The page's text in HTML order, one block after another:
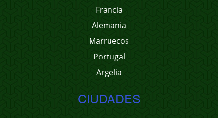
Francia
Alemania
Marruecos
Portugal
Argelia
CIUDADES